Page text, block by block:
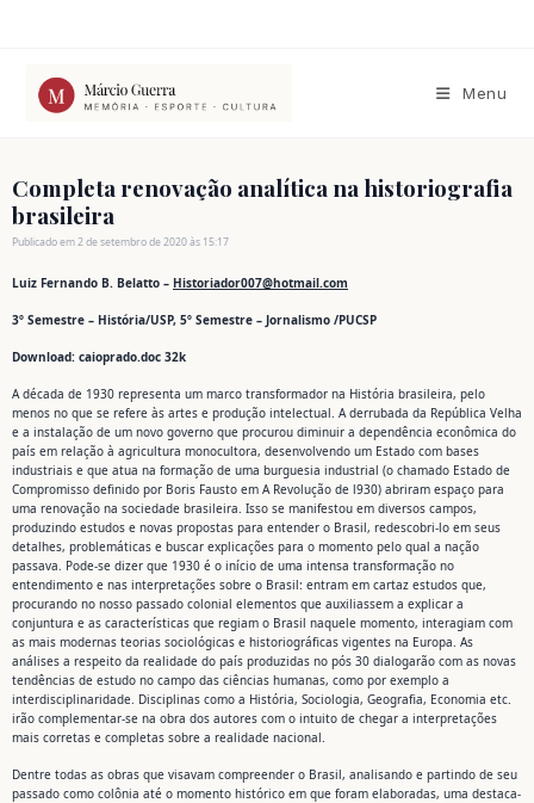
conteúdo
Menu
Completa renovação analítica na historiografia
brasileira
Publicado em 2 de setembro de 2020 às 15:17
Luiz Fernando B. Belatto – Historiador007@hotmail.com
3º Semestre – História/USP, 5º Semestre – Jornalismo /PUCSP
Download: caioprado.doc 32k
A década de 1930 representa um marco transformador na História brasileira, pelo
menos no que se refere às artes e produção intelectual. A derrubada da República Velha
e a instalação de um novo governo que procurou diminuir a dependência econômica do
país em relação à agricultura monocultora, desenvolvendo um Estado com bases
industriais e que atua na formação de uma burguesia industrial (o chamado Estado de
Compromisso definido por Boris Fausto em A Revolução de l930) abriram espaço para
uma renovação na sociedade brasileira. Isso se manifestou em diversos campos,
produzindo estudos e novas propostas para entender o Brasil, redescobri-lo em seus
detalhes, problemáticas e buscar explicações para o momento pelo qual a nação
passava. Pode-se dizer que 1930 é o início de uma intensa transformação no
entendimento e nas interpretações sobre o Brasil: entram em cartaz estudos que,
procurando no nosso passado colonial elementos que auxiliassem a explicar a
conjuntura e as características que regiam o Brasil naquele momento, interagiam com
as mais modernas teorias sociológicas e historiográficas vigentes na Europa. As
análises a respeito da realidade do país produzidas no pós 30 dialogarão com as novas
tendências de estudo no campo das ciências humanas, como por exemplo a
interdisciplinaridade. Disciplinas como a História, Sociologia, Geografia, Economia etc.
irão complementar-se na obra dos autores com o intuito de chegar a interpretações
mais corretas e completas sobre a realidade nacional.
Dentre todas as obras que visavam compreender o Brasil, analisando e partindo de seu
passado como colônia até o momento histórico em que foram elaboradas, uma destaca-